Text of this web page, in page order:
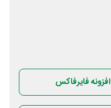
افزونه فایرفاکس